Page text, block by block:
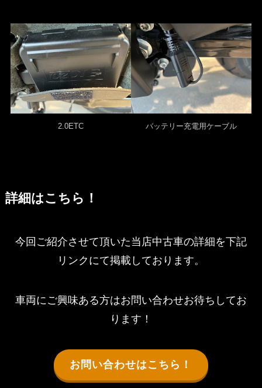
2.0ETC バッテリー充電用ケーブル
詳細はこちら！
今回ご紹介させて頂いた当店中古車の詳細を下記
リンクにて掲載しております。
車両にご興味ある方はお問い合わせお待ちしてお
ります！
お問い合わせはこちら！